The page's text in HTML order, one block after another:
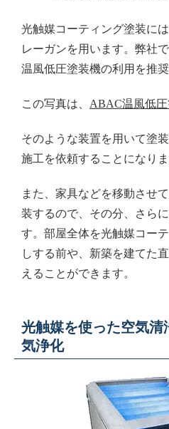
光触媒コーティング塗装に
レーガンを用います。弊社
温風低圧塗装機の利用を推奨
この写真は、 ABAC温風低圧
そのような装置を用いて塗
施工を依頼することになりま
また、家具などを移動させ
装するので、その分、さら
す。部屋全体を光触媒コー
しする前や、新築を建てた
えることができます。
光触媒を使った空気清
気浄化